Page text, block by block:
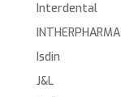
Interdental
INTHERPHARMA
Isdin
J&L